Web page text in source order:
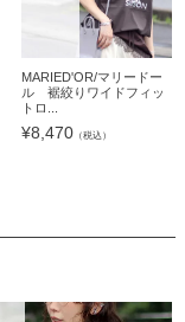
MARIED'OR/マリードー
ル 裾絞りワイドフィッ
トロ...
¥8,470（税込）